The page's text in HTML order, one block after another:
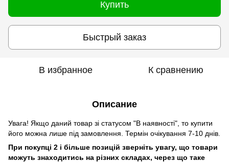
Купить
Быстрый заказ
В избранное К сравнению
Описание
Увага! Якщо даний товар зі статусом "В наявності", то купити
його можна лише під замовлення. Термін очікування 7-10 днів.
При покупці 2 і більше позицій зверніть увагу, що товари
можуть знаходитись на різних складах, через що таке